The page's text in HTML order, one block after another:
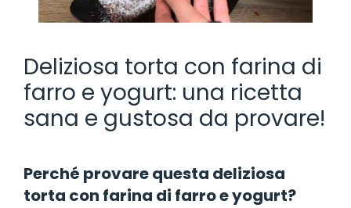
Deliziosa torta con farina di
farro e yogurt: una ricetta
sana e gustosa da provare!
Perché provare questa deliziosa
torta con farina di farro e yogurt?